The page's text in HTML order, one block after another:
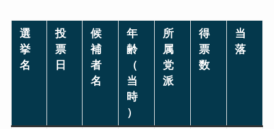
選
挙
名
投
票
日
候
補
者
名
年
齢
（
当
時
）
所
属
党
派
得
票
数
当
落